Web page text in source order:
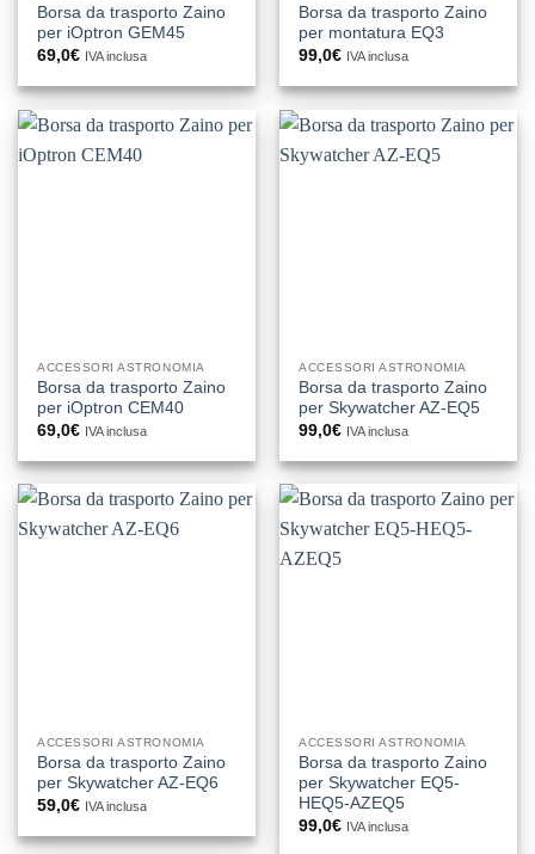
Borsa da trasporto Zaino
per iOptron GEM45
69,0€ IVA inclusa
Borsa da trasporto Zaino
per montatura EQ3
99,0€ IVA inclusa
ACCESSORI ASTRONOMIA
Borsa da trasporto Zaino
per iOptron CEM40
69,0€ IVA inclusa
ACCESSORI ASTRONOMIA
Borsa da trasporto Zaino
per Skywatcher AZ-EQ5
99,0€ IVA inclusa
ACCESSORI ASTRONOMIA
Borsa da trasporto Zaino
per Skywatcher AZ-EQ6
59,0€ IVA inclusa
ACCESSORI ASTRONOMIA
Borsa da trasporto Zaino
per Skywatcher EQ5-
HEQ5-AZEQ5
99,0€ IVA inclusa